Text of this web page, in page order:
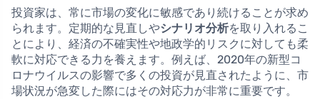
投資家は、常に市場の変化に敏感であり続けることが求め
られます。定期的な見直しやシナリオ分析を取り入れるこ
とにより、経済の不確実性や地政学的リスクに対しても柔
軟に対応できる力を養えます。例えば、2020年の新型コ
ロナウイルスの影響で多くの投資が見直されたように、市
場状況が急変した際にはその対応力が非常に重要です。